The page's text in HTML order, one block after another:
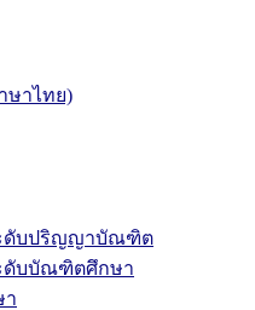
ษาไทย)
ดับปริญญาบัณฑิต
ดับบัณฑิตศึกษา
า